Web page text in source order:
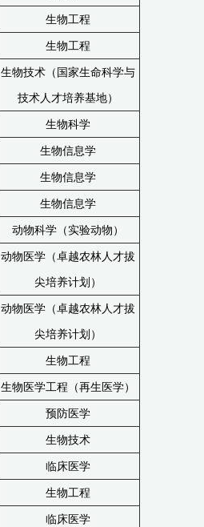
生物工程
生物工程
生物技术（国家生命科学与
技术人才培养基地）
生物科学
生物信息学
生物信息学
生物信息学
动物科学（实验动物）
动物医学（卓越农林人才拔
尖培养计划）
动物医学（卓越农林人才拔
尖培养计划）
生物工程
生物医学工程（再生医学）
预防医学
生物技术
临床医学
生物工程
临床医学